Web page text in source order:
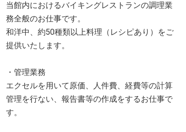
当館内におけるバイキングレストランの調理業
務全般のお仕事です。
和洋中、約50種類以上料理（レシピあり）をご
提供いたします。
・管理業務
エクセルを用いて原価、人件費、経費等の計算
管理を行ない、報告書等の作成をするお仕事で
す。